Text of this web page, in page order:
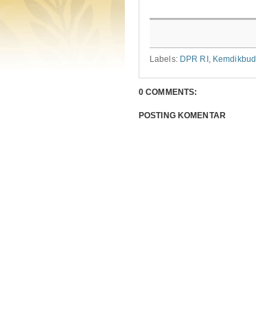
Labels: DPR RI, Kemdikbud
0 COMMENTS:
POSTING KOMENTAR